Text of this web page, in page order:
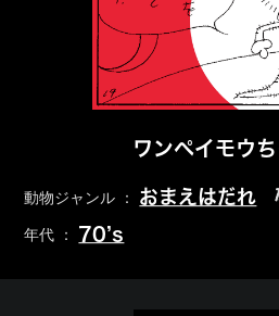
ワンペイモウ
動物ジャンル ： おまえはだれ
年代 ： 70’s